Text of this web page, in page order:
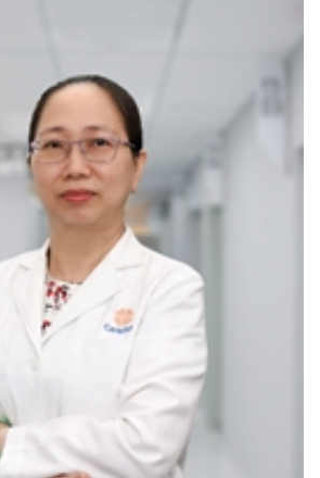
SỨC KHỎE HÔ HẤP
là một trong những thế mạnh của
khám - điều trị các bệnh hô hấp, khoa
tầm soát chuyên biệt, giúp phát
quả các bệnh tiến triển âm thầm.
thư Phổi:Phát hiện sớm ung thư phổi
trị hiệu quả ngay từ giai đoạn đầu.
đoán Hen – COPD:Giúp phát hiện
đây là hai bệnh lý hô hấp phổ biến
tốt nếu được chẩn đoán kịp thời.
khám Hô hấp?
thở, thở khò khè, đau tức ngực
mũi, viêm xoang tái phát
vướng, ho ra máu